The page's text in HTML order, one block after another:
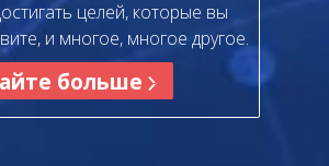
целей, которые вы
и многое, многое другое.
больше